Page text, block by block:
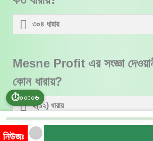
⏱০০:০৭
৩০৪ ধারায়
Mesne Profit এর সংজ্ঞা দেওয়ানী
কোন ধারায়?
২(১২) ধারায়
নিউজঃ